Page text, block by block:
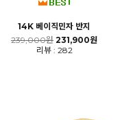
14K 베이직민자 반지
239,000원 231,900원
리뷰 : 282